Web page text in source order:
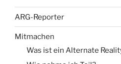
ARG-Reporter
Mitmachen
Was ist ein Alternate